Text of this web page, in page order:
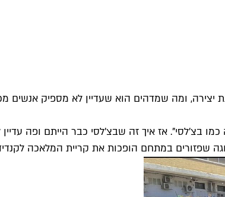
ומה שמדהים הוא שעדיין לא מספיק אנשים
בצ'לסי". אז איך זה שבצ'לסי כבר הייתם ופה
שפזורים במתחם הופכות את קריית המלאכה